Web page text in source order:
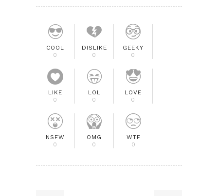
COOL
0
DISLIKE
0
GEEKY
0
LIKE
0
LOL
0
LOVE
0
NSFW
0
OMG
0
WTF
0